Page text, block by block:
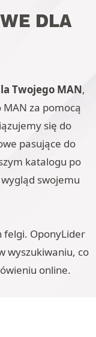
DLA
Twojego MAN,
za pomocą
się do
pasujące do
katalogu po
swojemu
felgi. OponyLider
wyszukiwaniu, co
online.